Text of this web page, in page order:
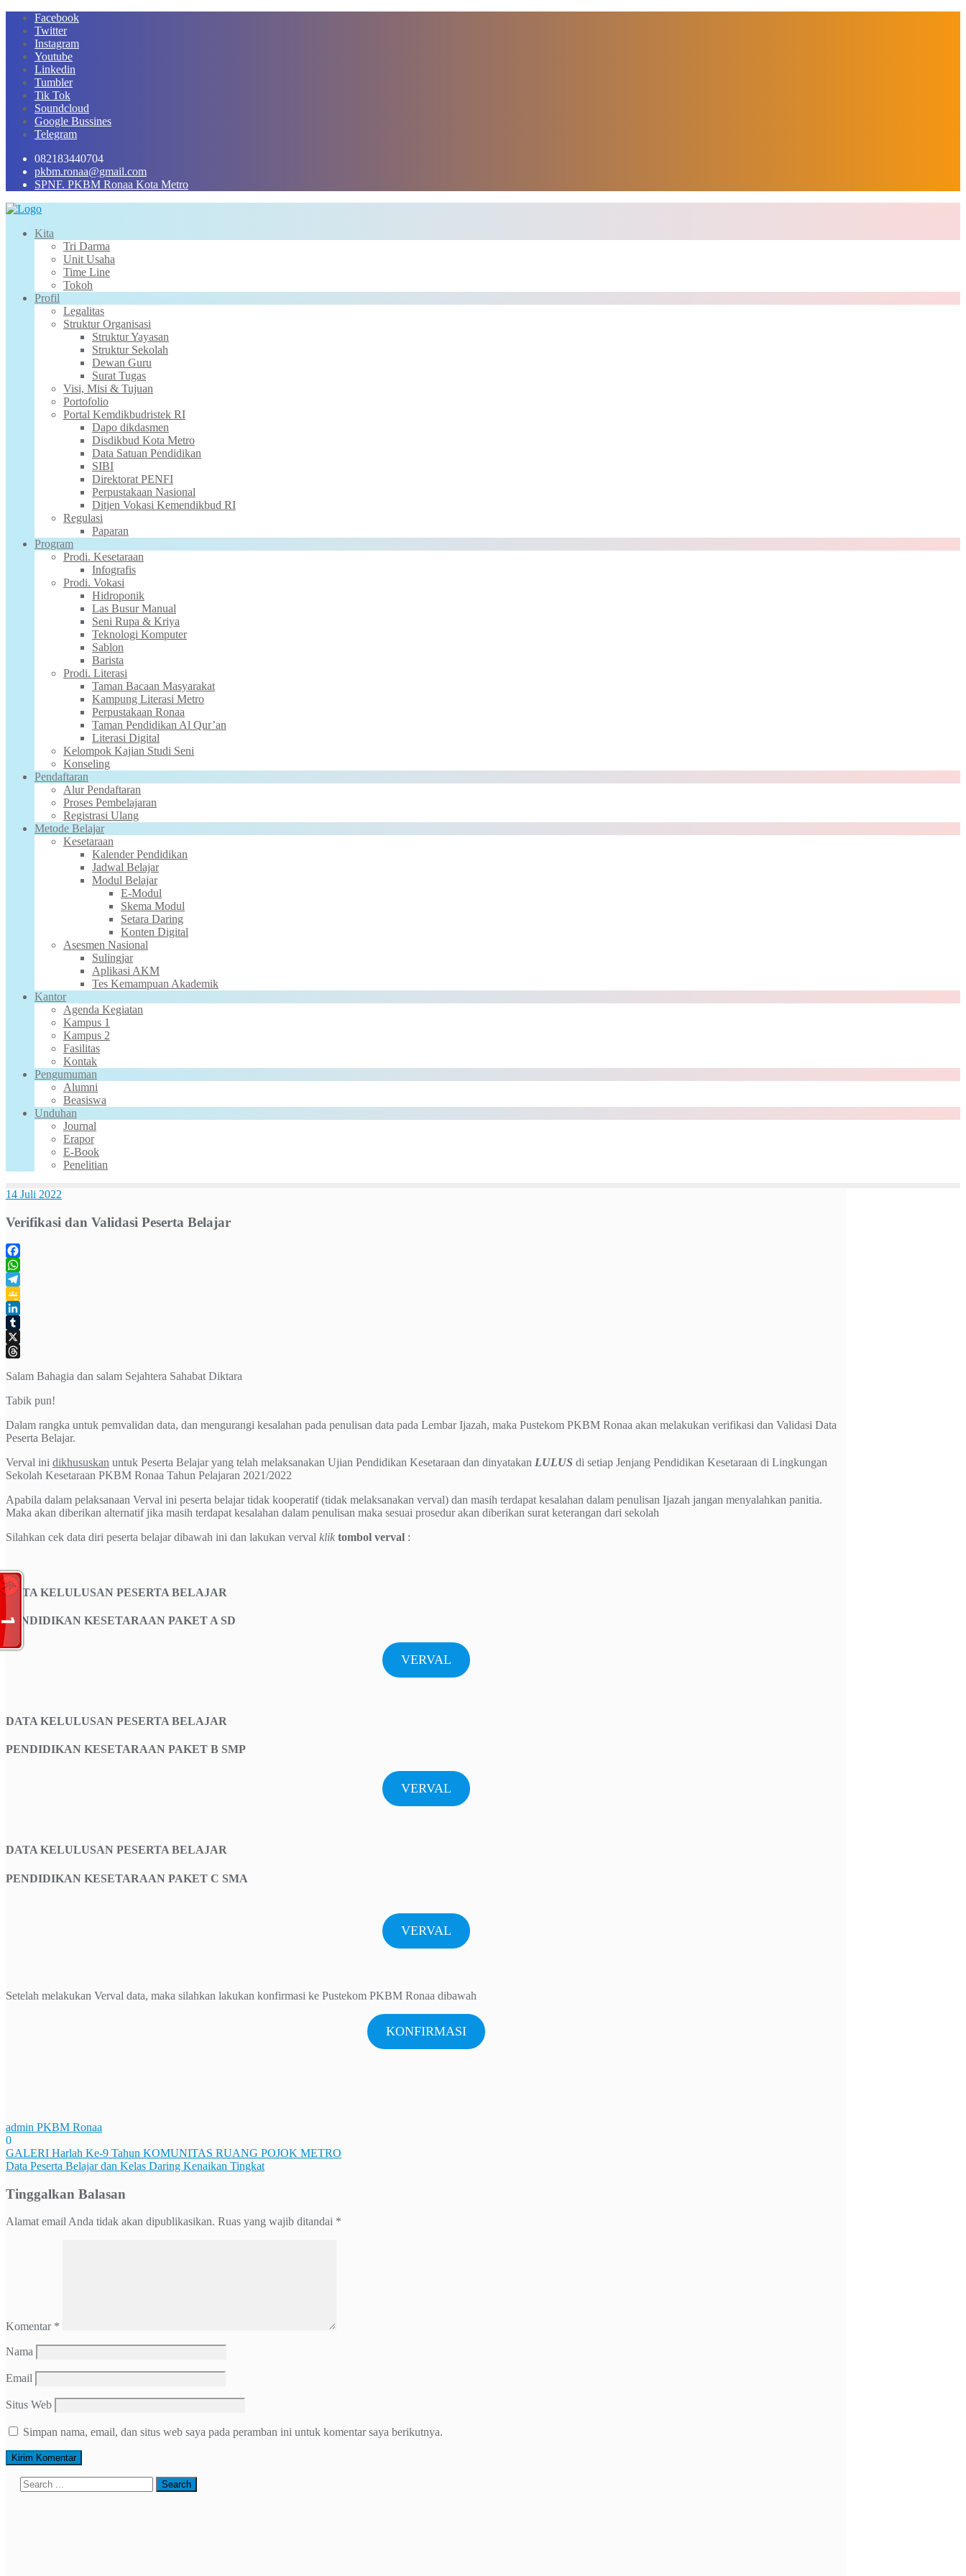
Skip
content
Facebook
Twitter
Instagram
Youtube
Linkedin
Tumbler
Tik Tok
Soundcloud
Google Bussines
Telegram
082183440704
pkbm.ronaa@gmail.com
SPNF. PKBM Ronaa Kota Metro
Kita
Tri Darma
Unit Usaha
Time Line
Tokoh
Profil
Legalitas
Struktur Organisasi
Struktur Yayasan
Struktur Sekolah
Dewan Guru
Surat Tugas
Visi, Misi & Tujuan
Portofolio
Portal Kemdikbudristek RI
Dapo dikdasmen
Disdikbud Kota Metro
Data Satuan Pendidikan
SIBI
Direktorat PENFI
Perpustakaan Nasional
Ditjen Vokasi Kemendikbud RI
Regulasi
Paparan
Program
Prodi. Kesetaraan
Infografis
Prodi. Vokasi
Hidroponik
Las Busur Manual
Seni Rupa & Kriya
Teknologi Komputer
Sablon
Barista
Prodi. Literasi
Taman Bacaan Masyarakat
Kampung Literasi Metro
Perpustakaan Ronaa
Taman Pendidikan Al Qur’an
Literasi Digital
Kelompok Kajian Studi Seni
Konseling
Pendaftaran
Alur Pendaftaran
Proses Pembelajaran
Registrasi Ulang
Metode Belajar
Kesetaraan
Kalender Pendidikan
Jadwal Belajar
Modul Belajar
E-Modul
Skema Modul
Setara Daring
Konten Digital
Asesmen Nasional
Sulingjar
Aplikasi AKM
Tes Kemampuan Akademik
Kantor
Agenda Kegiatan
Kampus 1
Kampus 2
Fasilitas
Kontak
Pengumuman
Alumni
Beasiswa
Unduhan
Journal
Erapor
E-Book
Penelitian
14 Juli 2022
Verifikasi dan Validasi Peserta Belajar
Facebook
WhatsApp
Telegram
Google
Classroom
LinkedIn
Tumblr
X
Salam Bahagia dan salam Sejahtera Sahabat Diktara
Tabik pun!
Dalam rangka untuk pemvalidan data, dan mengurangi kesalahan pada penulisan data pada Lembar Ijazah, maka Pustekom PKBM Ronaa akan melakukan verifikasi dan Validasi Data
Peserta Belajar.
Verval ini dikhususkan untuk Peserta Belajar yang telah melaksanakan Ujian Pendidikan Kesetaraan dan dinyatakan LULUS di setiap Jenjang Pendidikan Kesetaraan di Lingkungan
Sekolah Kesetaraan PKBM Ronaa Tahun Pelajaran 2021/2022
Apabila dalam pelaksanaan Verval ini peserta belajar tidak kooperatif (tidak melaksanakan verval) dan masih terdapat kesalahan dalam penulisan Ijazah jangan menyalahkan panitia.
Maka akan diberikan alternatif jika masih terdapat kesalahan dalam penulisan maka sesuai prosedur akan diberikan surat keterangan dari sekolah
Silahkan cek data diri peserta belajar dibawah ini dan lakukan verval klik tombol verval :
DATA KELULUSAN PESERTA BELAJAR
PENDIDIKAN KESETARAAN PAKET A SD
VERVAL
DATA KELULUSAN PESERTA BELAJAR
PENDIDIKAN KESETARAAN PAKET B SMP
VERVAL
DATA KELULUSAN PESERTA BELAJAR
PENDIDIKAN KESETARAAN PAKET C SMA
VERVAL
Setelah melakukan Verval data, maka silahkan lakukan konfirmasi ke Pustekom PKBM Ronaa dibawah
KONFIRMASI
admin PKBM Ronaa
0
Navigasi
pos
GALERI Harlah Ke-9 Tahun KOMUNITAS RUANG POJOK METRO
Data Peserta Belajar dan Kelas Daring Kenaikan Tingkat
Tinggalkan Balasan
Alamat email Anda tidak akan dipublikasikan. Ruas yang wajib ditandai *
Komentar *
Nama
Email
Situs Web
Simpan nama, email, dan situs web saya pada peramban ini untuk komentar saya berikutnya.